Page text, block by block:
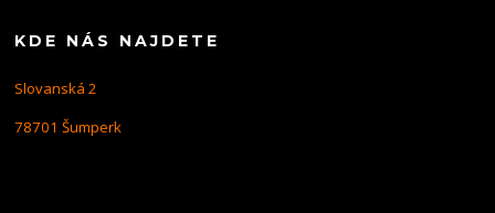
KDE NÁS NAJDETE
Slovanská 2
78701 Šumperk